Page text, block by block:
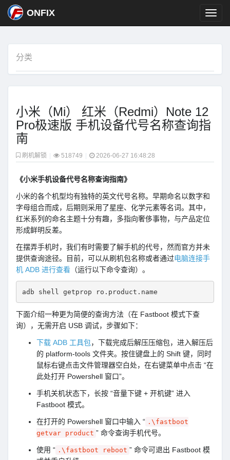
ONFIX
分类
小米（Mi） 红米（Redmi）Note 12
Pro极速版 手机设备代号名称查询指
南
刷机解锁 518749 2026-06-27 16:48:28
《小米手机设备代号名称查询指南》
小米的各个机型均有独特的英文代号名称。早期命名以数字和
字母组合而成，后期则采用了星座、化学元素等名词。其中，
红米系列的命名主题十分有趣，多指向奢侈事物，与产品定位
形成鲜明反差。
在摆弄手机时，我们有时需要了解手机的代号，然而官方并未
提供查询途径。目前，可以从刷机包名称或者通过电脑连接手
机 ADB 进行查看 （运行以下命令查询）。
adb shell getprop ro.product.name
下面介绍一种更为简便的查询方法（在 Fastboot 模式下查
询），无需开启 USB 调试，步骤如下：
下载 ADB 工具包，下载完成后解压压缩包，进入解压后
的 platform-tools 文件夹。按住键盘上的 Shift 键，同时
鼠标右键点击文件管理器空白处，在右键菜单中点击 “在
此处打开 Powershell 窗口”。
手机关机状态下，长按 “音量下键 + 开机键” 进入
Fastboot 模式。
在打开的 Powershell 窗口中输入 “ .\fastboot
getvar product ” 命令查询手机代号。
使用 “ .\fastboot reboot ” 命令可退出 Fastboot 模